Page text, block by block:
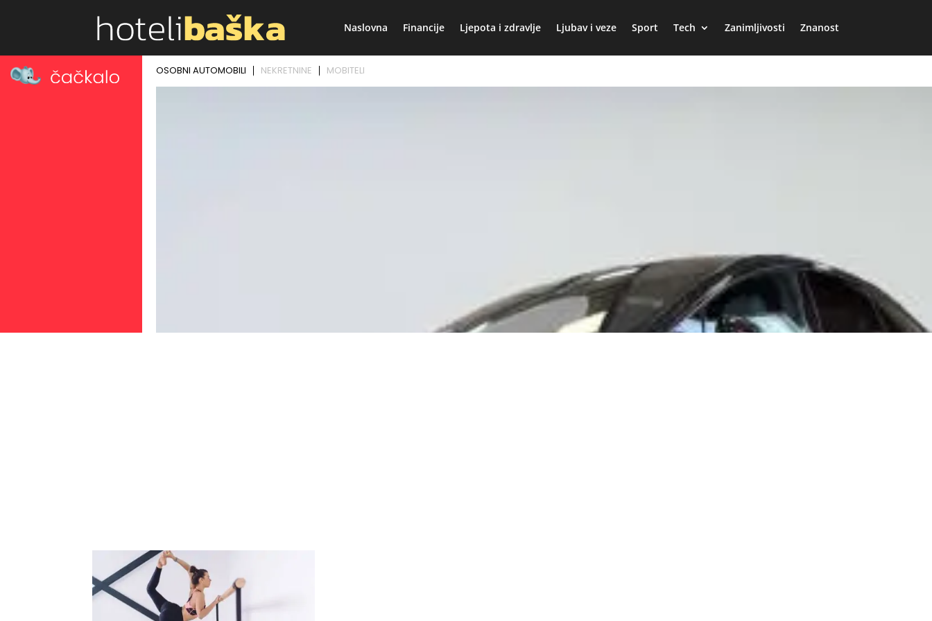
Naslovna Financije Ljepota i zdravlje Ljubav i veze Sport Tech Zanimljivosti Znanost